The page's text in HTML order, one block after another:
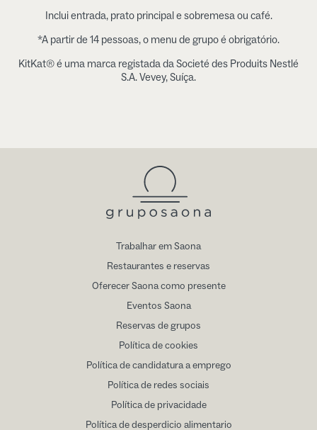
Inclui entrada, prato principal e sobremesa ou café.
*A partir de 14 pessoas, o menu de grupo é obrigatório.
KitKat® é uma marca registada da Societé des Produits Nestlé
S.A. Vevey, Suíça.
Trabalhar em Saona
Restaurantes e reservas
Oferecer Saona como presente
Eventos Saona
Reservas de grupos
Política de cookies
Política de candidatura a emprego
Política de redes sociais
Política de privacidade
Política de desperdicio alimentario